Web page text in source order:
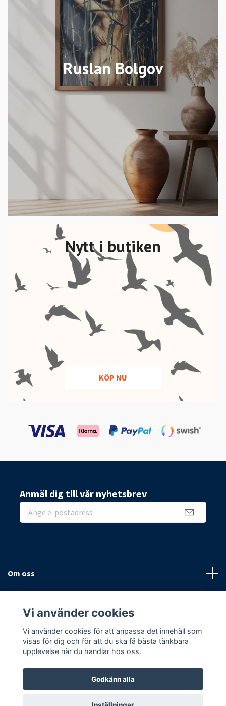
Ruslan Bolgov
Nytt i butiken
KÖP NU
Anmäl dig till vår nyhetsbrev
Om oss
Sociala medier
© 2026 Hemmavägg
Vi använder cookies
Vi använder cookies för att anpassa det innehåll som
visas för dig och för att du ska få bästa tänkbara
upplevelse när du handlar hos oss.
Godkänn alla